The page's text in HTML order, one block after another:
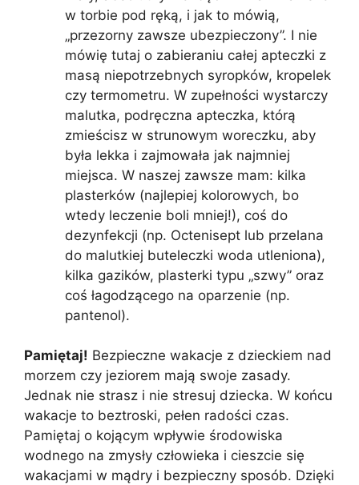
w torbie pod ręką, i jak to mówią,
„przezorny zawsze ubezpieczony”. I nie
mówię tutaj o zabieraniu całej apteczki z
masą niepotrzebnych syropków, kropelek
czy termometru. W zupełności wystarczy
malutka, podręczna apteczka, którą
zmieścisz w strunowym woreczku, aby
była lekka i zajmowała jak najmniej
miejsca. W naszej zawsze mam: kilka
plasterków (najlepiej kolorowych, bo
wtedy leczenie boli mniej!), coś do
dezynfekcji (np. Octenisept lub przelana
do malutkiej buteleczki woda utleniona),
kilka gazików, plasterki typu „szwy” oraz
coś łagodzącego na oparzenie (np.
pantenol).
Pamiętaj! Bezpieczne wakacje z dzieckiem nad
morzem czy jeziorem mają swoje zasady.
Jednak nie strasz i nie stresuj dziecka. W końcu
wakacje to beztroski, pełen radości czas.
Pamiętaj o kojącym wpływie środowiska
wodnego na zmysły człowieka i cieszcie się
wakacjami w mądry i bezpieczny sposób. Dzięki